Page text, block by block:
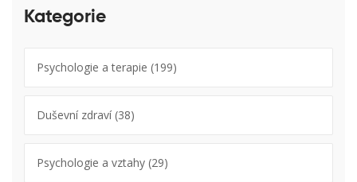
Kategorie
Psychologie a terapie (199)
Duševní zdraví(38)
Psychologie a vztahy (29)